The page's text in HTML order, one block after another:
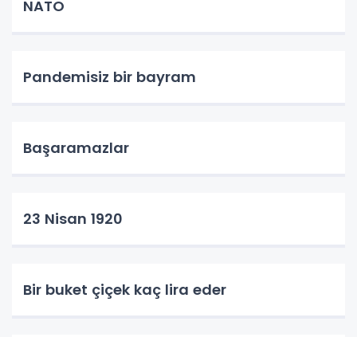
NATO
Pandemisiz bir bayram
Başaramazlar
23 Nisan 1920
Bir buket çiçek kaç lira eder